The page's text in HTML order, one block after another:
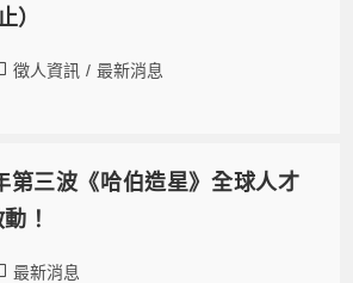
）
徵人資訊 / 最新消息
第三波《哈伯造星》全球人才
！
最新消息